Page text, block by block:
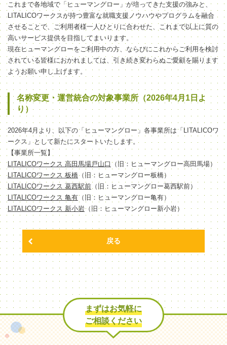
これまで各地域で「ヒューマングロー」が培ってきた支援の強みと、
LITALICOワークスが持つ豊富な就職支援ノウハウやプログラムを融合
させることで、ご利用者様一人ひとりに合わせた、これまで以上に質の
高いサービス提供を目指してまいります。
現在ヒューマングローをご利用中の方、ならびにこれからご利用を検討
されている皆様におかれましては、引き続き変わらぬご愛顧を賜ります
ようお願い申し上げます。
名称変更・運営統合の対象事業所（2026年4月1日よ
り）
2026年4月より、以下の「ヒューマングロー」各事業所は「LITALICOワ
ークス」として新たにスタートいたします。
【事業所一覧】
LITALICOワークス 高田馬場戸山口 （旧：ヒューマングロー高田馬場）
LITALICOワークス 板橋（旧：ヒューマングロー板橋）
LITALICOワークス 葛西駅前 （旧：ヒューマングロー葛西駅前）
LITALICOワークス 亀有（旧：ヒューマングロー亀有）
LITALICOワークス 新小岩（旧：ヒューマングロー新小岩）
戻る
まずはお気軽に
ご相談ください